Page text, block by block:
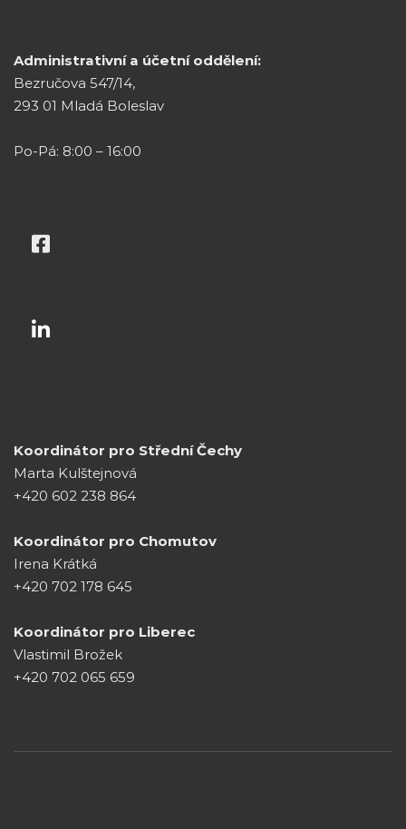
Administrativní a účetní oddělení:
Bezručova 547/14,
293 01 Mladá Boleslav
Po-Pá: 8:00 – 16:00
Koordinátor pro Střední Čechy
Marta Kulštejnová
+420 602 238 864
Koordinátor pro Chomutov
Irena Krátká
+420 702 178 645
Koordinátor pro Liberec
Vlastimil Brožek
+420 702 065 659